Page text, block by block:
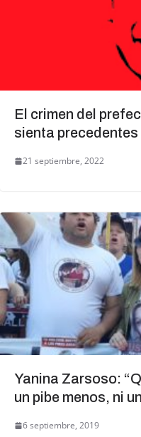
El crimen del
sienta precedentes
21 septiembre, 2022
Yanina Zarsoso:
un pibe menos, ni
6 septiembre, 2019